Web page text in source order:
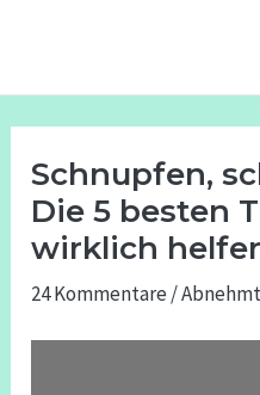
Schnupfen,
Die 5 besten
wirklich
24 Kommentare /